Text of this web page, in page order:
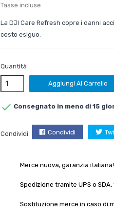
Tasse incluse
La DJI Care Refresh copre i danni
costo esiguo.
Quantità
Aggiungi Al Carrello
 Consegnato in meno di 15
Condividi Condividi
Merce nuova, garanzia italiana!
Spedizione tramite UPS o
Sostituzione merce in caso di